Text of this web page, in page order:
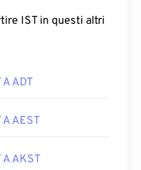
IST in questi altri
A ADT
A AEST
A AKST